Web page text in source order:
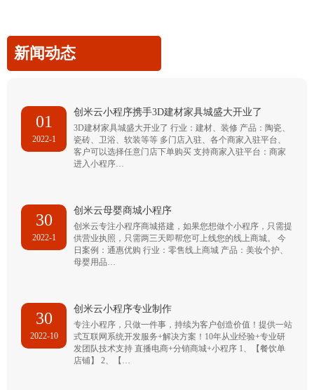
新闻动态
01
2022-1
创米云小程序携手3D建材家具城盛大开业了
3D建材家具城盛大开业了 行业：建材、装修 产品：陶瓷、
瓷砖、卫浴、软装等等 多门店入驻、各个商家入驻平台、
客户可以选择任意门店下单购买 支持商家入驻平台：商家
进入小程序…
30
2022-1
创米云母婴商城小程序
创米云专注小程序商城搭建，如果您想做个小程序，只需提
供营业执照，只需两三天即帮您可上线您的线上商城。 今
日案例：通惠优购 行业：零售线上商城 产品：美妆个护、
母婴用品…
30
2022-10
创米云小程序专业制作
专注小程序，只做一件事，持续为客户创造价值！提供一站
式互联网系统开发服务+解决方案！10年从业经验+专业研
发团队技术支持 直播电商+分销商城+小程序 1、【餐饮单
店铺】 2、【…